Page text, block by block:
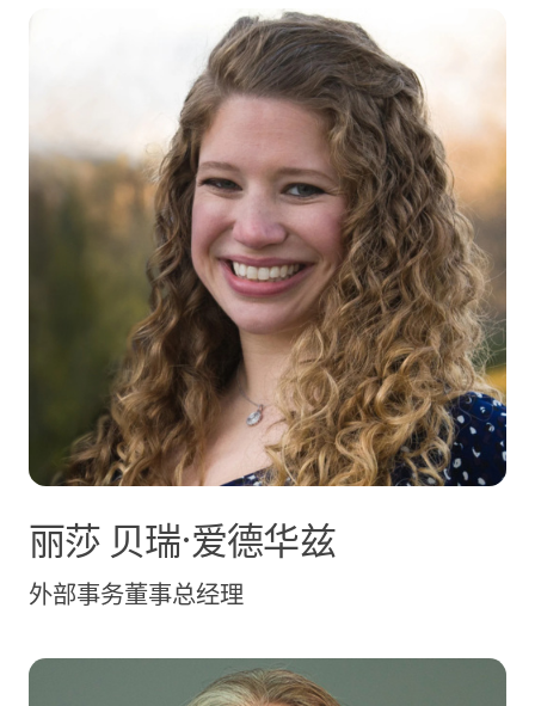
丽莎 贝瑞·爱德华兹
外部事务董事总经理
Kelly Cuvar